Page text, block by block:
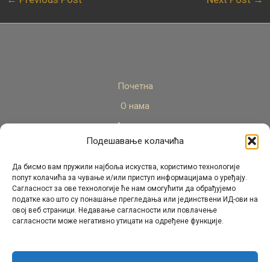
Подешавање колачића
Да бисмо вам пружили најбоља искуства, користимо технологије
попут колачића за чување и/или приступ информацијама о уређају.
Сагласност за ове технологије ће нам омогућити да обрађујемо
податке као што су понашање прегледања или јединствени ИД-ови на
овој веб страници. Недавање сагласности или повлачење
сагласности може негативно утицати на одређене функције.
Почетна
О нама
Актуелно
Стручни кадар
Пројекти
Архива
Контакт